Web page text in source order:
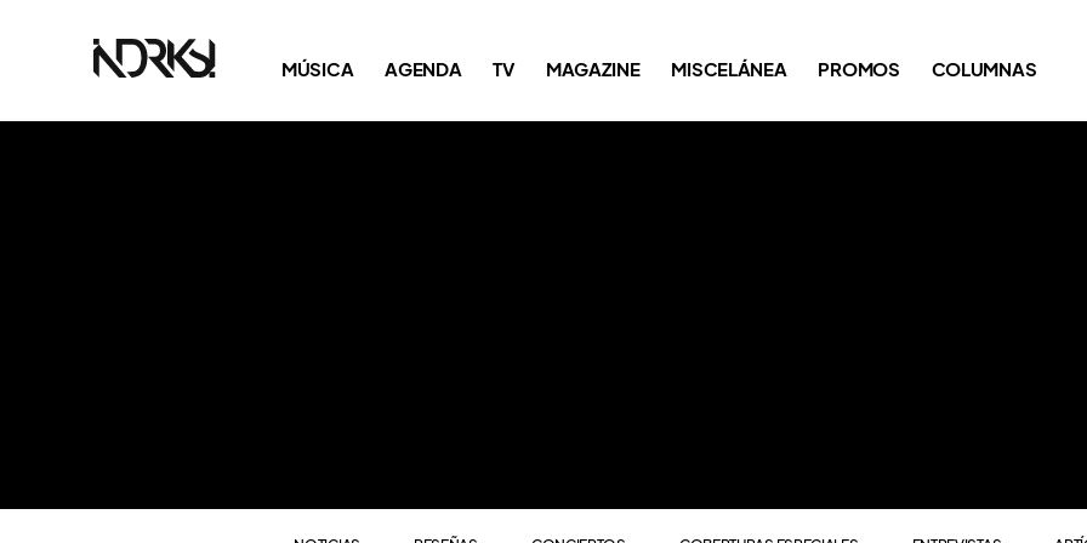
MÚSICA AGENDA TV MAGAZINE MISCELÁNEA PROMOS COLUMNAS